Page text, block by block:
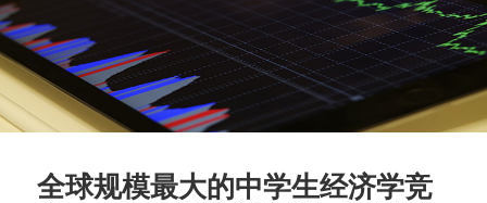
全球规模最大的中学生经济学竞